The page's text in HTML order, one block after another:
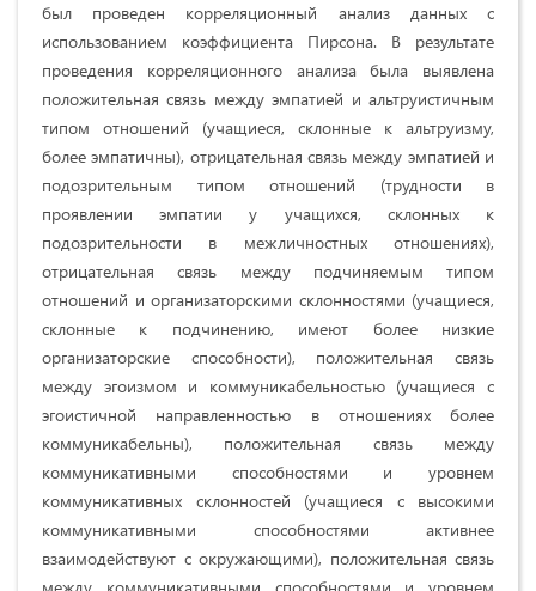
был проведен корреляционный анализ данных с
использованием коэффициента Пирсона. В результате
проведения корреляционного анализа была выявлена
положительная связь между эмпатией и альтруистичным
типом отношений (учащиеся, склонные к альтруизму,
более эмпатичны), отрицательная связь между эмпатией и
подозрительным типом отношений (трудности в
проявлении эмпатии у учащихся, склонных к
подозрительности в межличностных отношениях),
отрицательная связь между подчиняемым типом
отношений и организаторскими склонностями (учащиеся,
склонные к подчинению, имеют более низкие
организаторские способности), положительная связь
между эгоизмом и коммуникабельностью (учащиеся с
эгоистичной направленностью в отношениях более
коммуникабельны), положительная связь между
коммуникативными способностями и уровнем
коммуникативных склонностей (учащиеся с высокими
коммуникативными способностями активнее
взаимодействуют с окружающими), положительная связь